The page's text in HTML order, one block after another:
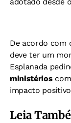
De acordo com
deve ter um
Esplanada
ministérios
impacto
Leia